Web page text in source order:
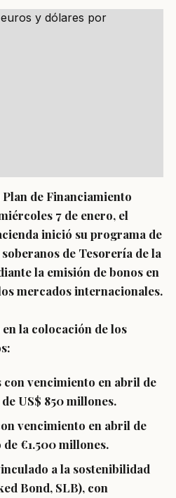
de Financiamiento
7 de enero, el
inició su programa de
de Tesorería de la
la emisión de bonos en
mercados internacionales.
la colocación de los
con vencimiento en abril de
US$ 850 millones.
vencimiento en abril de
€1.500 millones.
a la sostenibilidad
Bond, SLB), con